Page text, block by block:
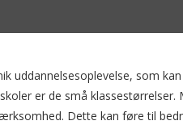
uddannelsesoplevelse, som
er de små
Dette kan føre til